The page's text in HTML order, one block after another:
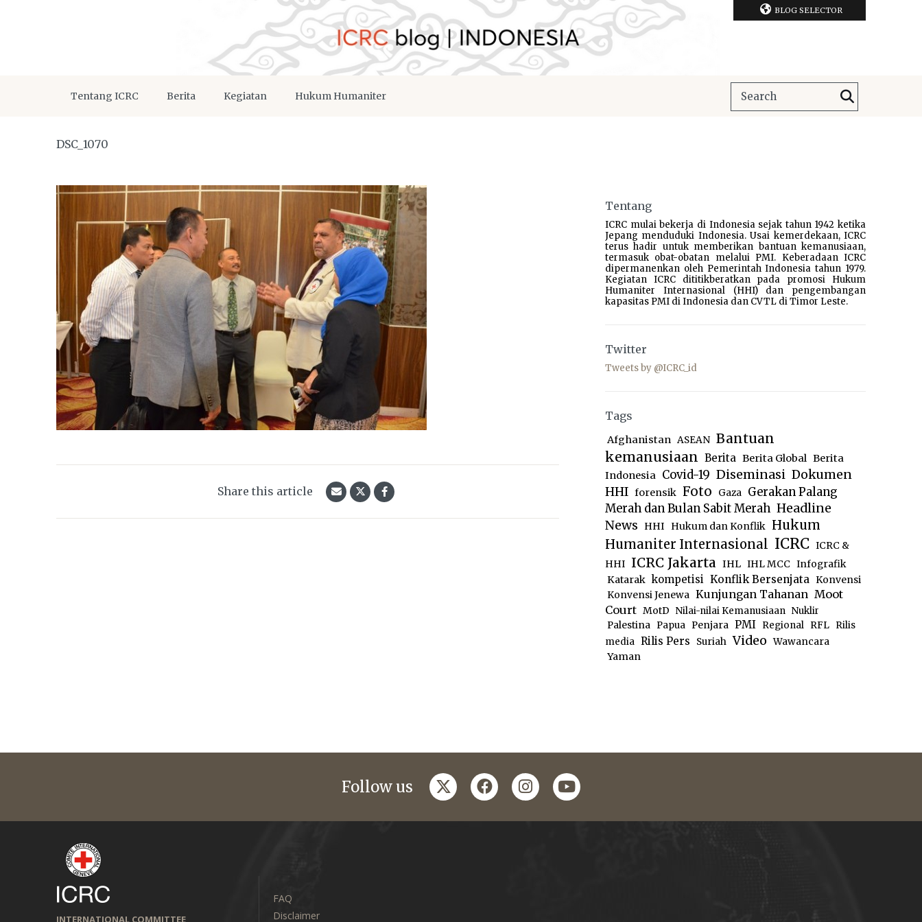
BLOG SELECTOR
Tentang ICRC Berita Kegiatan Hukum Humaniter
DSC_1070
Share this article
Tentang
ICRC mulai bekerja di Indonesia sejak tahun 1942 ketika
Jepang menduduki Indonesia. Usai kemerdekaan, ICRC
terus hadir untuk memberikan bantuan kemanusiaan,
termasuk obat-obatan melalui PMI. Keberadaan ICRC
dipermanenkan oleh Pemerintah Indonesia tahun 1979.
Kegiatan ICRC dititikberatkan pada promosi Hukum
Humaniter Internasional (HHI) dan pengembangan
kapasitas PMI di Indonesia dan CVTL di Timor Leste.
Twitter
Tweets by @ICRC_id
Tags
Afghanistan ASEAN Bantuan
kemanusiaan Berita Berita Global Berita
Indonesia Covid-19 Diseminasi Dokumen
HHI forensik Foto Gaza Gerakan Palang
Merah dan Bulan Sabit Merah Headline
News
HHI Hukum dan Konflik Hukum
Humaniter Internasional ICRC ICRC &
HHI ICRC Jakarta IHL IHL MCC Infografik
Katarak kompetisi Konflik Bersenjata Konvensi
Konvensi Jenewa Kunjungan Tahanan Moot
Court MotD Nilai-nilai Kemanusiaan Nuklir
Palestina
Papua Penjara PMI Regional RFL
Rilis
media Rilis Pers Suriah Video Wawancara
Yaman
Follow us twitterfacebookinstagram
youtube
INTERNATIONAL COMMITTEE
FAQ
Disclaimer